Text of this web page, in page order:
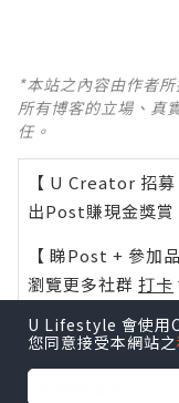
*本站之內容由作者
所有博客的立場、真
任。
【 U Creator 招募
出Post賺現金獎賞
【 睇Post + 參加
瀏覽更多社群 打卡
活動情報
U Blog開咗
U Lifestyle 會使用
您同意接受本網站之